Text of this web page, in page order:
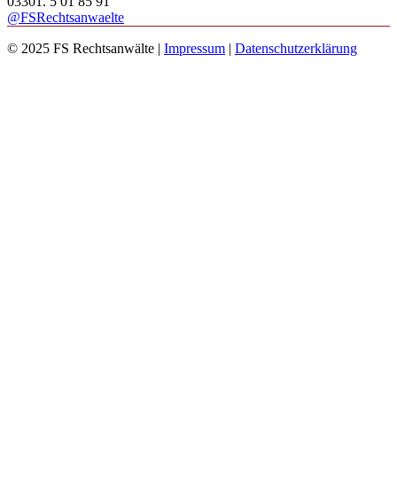
@FSRechtsanwaelte
© 2025 FS Rechtsanwälte | Impressum | Datenschutzerklärung